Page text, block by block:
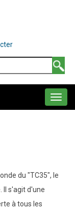
du "TC35", le
Il s'agit d'une
à tous les